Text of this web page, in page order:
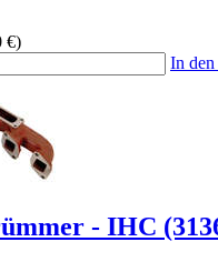
€)
In
- IHC